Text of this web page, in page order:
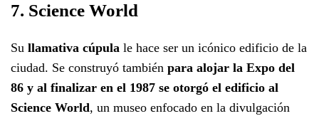
7. Science World
Su llamativa cúpula le hace ser un icónico edificio de la
ciudad. Se construyó también para alojar la Expo del
86 y al finalizar en el 1987 se otorgó el edificio al
Science World, un museo enfocado en la divulgación